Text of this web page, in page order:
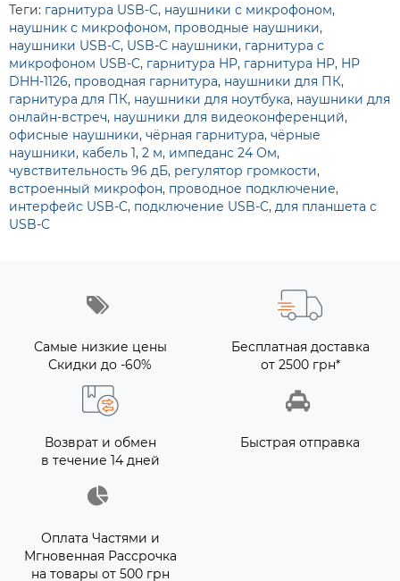
Теги: гарнитура USB-C, наушники с микрофоном,
наушник с микрофоном, проводные наушники,
наушники USB-C, USB-C наушники, гарнитура с
микрофоном USB-C, гарнитура HP, гарнитура HP, HP
DHH-1126, проводная гарнитура, наушники для ПК,
гарнитура для ПК, наушники для ноутбука, наушники для
онлайн-встреч, наушники для видеоконференций,
офисные наушники, чёрная гарнитура, чёрные
наушники, кабель 1, 2 м, импеданс 24 Ом,
чувствительность 96 дБ, регулятор громкости,
встроенный микрофон, проводное подключение,
интерфейс USB-C, подключение USB-C, для планшета с
USB-C
Самые низкие цены
Скидки до -60%
Бесплатная доставка
от 2500 грн*
Возврат и обмен
в течение 14 дней
Быстрая отправка
Оплата Частями и
Мгновенная Рассрочка
на товары от 500 грн